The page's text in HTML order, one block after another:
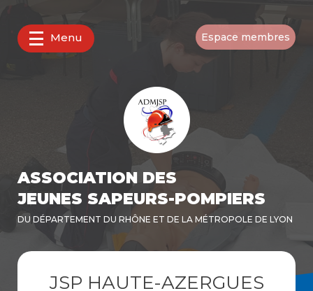
Menu Espace membres
ASSOCIATION DES
JEUNES SAPEURS-POMPIERS
DU DÉPARTEMENT DU RHÔNE ET DE LA MÉTROPOLE DE LYON
JSP HAUTE-AZERGUES